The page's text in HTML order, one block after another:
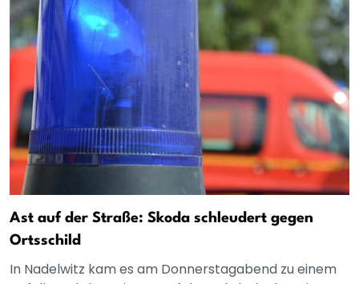
Ast auf der Straße: Skoda schleudert gegen
Ortsschild
In Nadelwitz kam es am Donnerstagabend zu einem